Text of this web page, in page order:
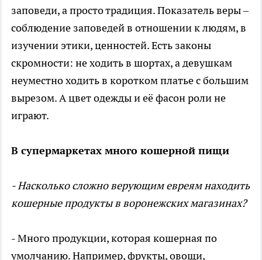
заповеди, а просто традиция. Показатель веры –
соблюдение заповедей в отношении к людям, в
изучении этики, ценностей. Есть законы
скромности: не ходить в шортах, а девушкам
неуместно ходить в коротком платье с большим
вырезом. А цвет одежды и её фасон роли не
играют.
В супермаркетах много кошерной пищи
- Насколько сложно верующим евреям находить
кошерные продукты в воронежских магазинах?
- Много продукции, которая кошерная по
умолчанию. Например, фрукты, овощи,